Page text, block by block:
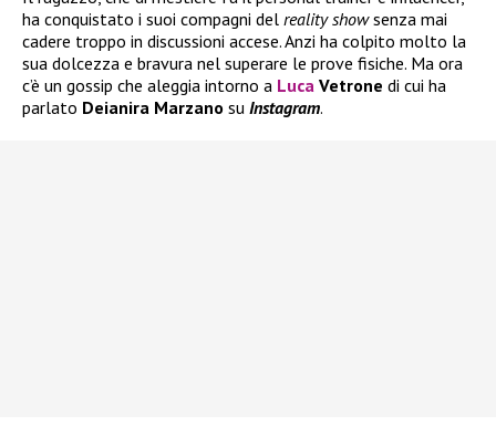
ha conquistato i suoi compagni del reality showsenza mai
cadere troppo in discussioni accese. Anzi ha colpito molto la
sua dolcezza e bravura nel superare le prove fisiche. Ma ora
c’è un gossip che aleggia intorno a Luca Vetrone di cui ha
parlato Deianira Marzano su Instagram.